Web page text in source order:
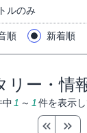
ルのみ
順 新着順
リー・情
中 1 ～ 1 件を表示し